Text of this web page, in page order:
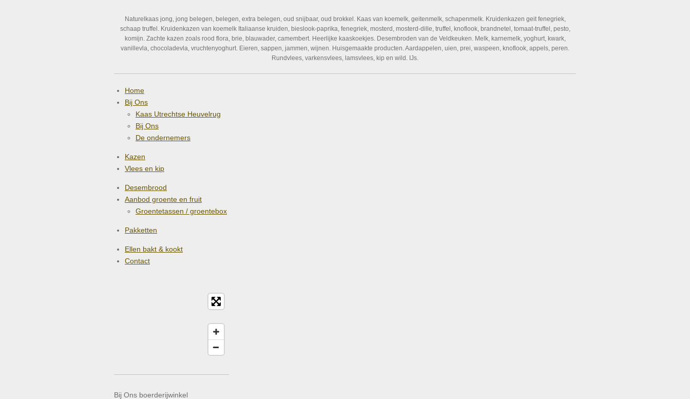
Naturelkaas jong, jong belegen, belegen, extra belegen, oud snijbaar, oud brokkel. Kaas van koemelk, geitenmelk, schapenmelk. Kruidenkazen geit fenegriek,
schaap truffel. Kruidenkazen van koemelk Italiaanse kruiden, bieslook-paprika, fenegriek, mosterd, mosterd-dille, truffel, knoflook, brandnetel, tomaat-truffel, pesto,
komijn. Zachte kazen zoals rood flora, brie, blauwader, camembert. Heerlijke kaaskoekjes. Desembroden van de Veldkeuken. Melk, karnemelk, yoghurt, kwark,
vanillevla, chocoladevla, vruchtenyoghurt. Eieren, sappen, jammen, wijnen. Huisgemaakte producten. Aardappelen, uien, prei, waspeen, knoflook, appels, peren.
Rundvlees, varkensvlees, lamsvlees, kip en wild. IJs.
Home
Bij Ons
Kaas Utrechtse Heuvelrug
Bij Ons
De ondernemers
Kazen
Vlees en kip
Desembrood
Aanbod groente en fruit
Groentetassen / groentebox
Pakketten
Ellen bakt & kookt
Contact
Bij Ons boerderijwinkel